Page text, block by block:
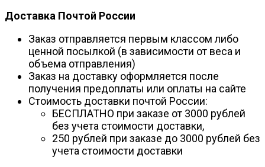
Доставка Почтой России
Заказ отправляется первым классом либо
ценной посылкой (в зависимости от веса и
объема отправления)
Заказ на доставку оформляется после
получения предоплаты или оплаты на сайте
Стоимость доставки почтой России:
БЕСПЛАТНО при заказе от 3000 рублей
без учета стоимости доставки,
250 рублей при заказе до 3000 рублей без
учета стоимости доставки